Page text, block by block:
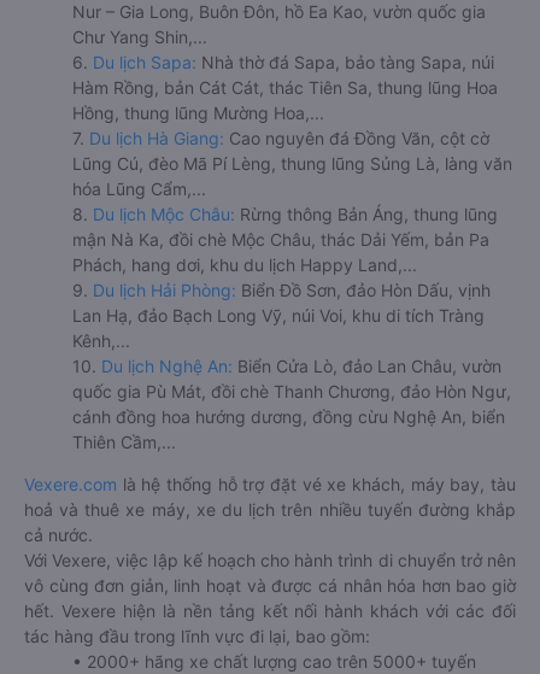
Nur – Gia Long, Buôn Đôn, hồ Ea Kao, vườn quốc gia
Chư Yang Shin,...
6. Du lịch Sapa: Nhà thờ đá Sapa, bảo tàng Sapa, núi
Hàm Rồng, bản Cát Cát, thác Tiên Sa, thung lũng Hoa
Hồng, thung lũng Mường Hoa,...
7. Du lịch Hà Giang: Cao nguyên đá Đồng Văn, cột cờ
Lũng Cú, đèo Mã Pí Lèng, thung lũng Sủng Là, làng văn
hóa Lũng Cẩm,...
8. Du lịch Mộc Châu: Rừng thông Bản Áng, thung lũng
mận Nà Ka, đồi chè Mộc Châu, thác Dải Yếm, bản Pa
Phách, hang dơi, khu du lịch Happy Land,...
9. Du lịch Hải Phòng: Biển Đồ Sơn, đảo Hòn Dấu, vịnh
Lan Hạ, đảo Bạch Long Vỹ, núi Voi, khu di tích Tràng
Kênh,...
10. Du lịch Nghệ An: Biển Cửa Lò, đảo Lan Châu, vườn
quốc gia Pù Mát, đồi chè Thanh Chương, đảo Hòn Ngư,
cánh đồng hoa hướng dương, đồng cừu Nghệ An, biển
Thiên Cầm,...
Vexere.com là hệ thống hỗ trợ đặt vé xe khách, máy bay, tàu
hoả và thuê xe máy, xe du lịch trên nhiều tuyến đường khắp
cả nước.
Với Vexere, việc lập kế hoạch cho hành trình di chuyển trở nên
vô cùng đơn giản, linh hoạt và được cá nhân hóa hơn bao giờ
hết. Vexere hiện là nền tảng kết nối hành khách với các đối
tác hàng đầu trong lĩnh vực đi lại, bao gồm:
• 2000+ hãng xe chất lượng cao trên 5000+ tuyến